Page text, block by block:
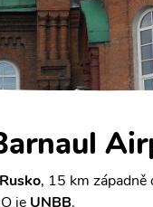
Rusko, 15 km západně
je UNBB.